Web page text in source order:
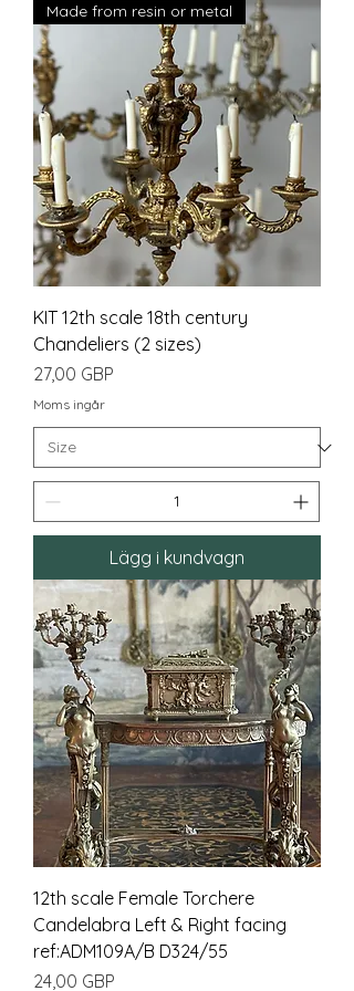
Made from resin or metal
KIT 12th scale 18th century
Chandeliers (2 sizes)
Pris
27,00 GBP
Moms ingår
Lägg i kundvagn
12th scale Female Torchere
Candelabra Left & Right facing
ref:ADM109A/B D324/55
Pris
24,00 GBP